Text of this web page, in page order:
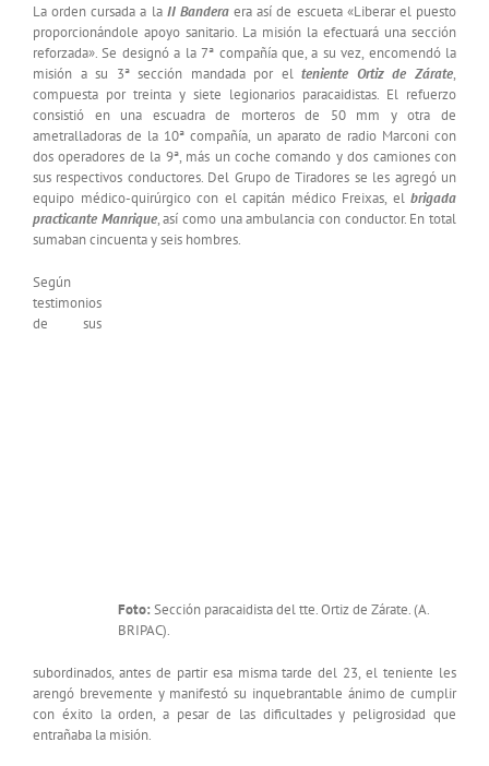
La orden cursada a la II Banderaera así de escueta «Liberar el puesto
proporcionándole apoyo sanitario. La misión la efectuará una sección
reforzada». Se designó a la 7ª compañía que, a su vez, encomendó la
misión a su 3ª sección mandada por elteniente Ortiz de Zárate,
compuesta por treinta y siete legionarios paracaidistas. El refuerzo
consistió en una escuadra de morteros de 50 mm y otra de
ametralladoras de la 10ª compañía, un aparato de radio Marconi con
dos operadores de la 9ª, más un coche comando y dos camiones con
sus respectivos conductores. Del Grupo de Tiradores se les agregó un
equipo médico-quirúrgico con el capitán médico Freixas, el brigada
practicante Manrique, así como una ambulancia con conductor. En total
sumaban cincuenta y seis hombres.
Foto: Sección paracaidista del tte. Ortiz de Zárate. (A.
BRIPAC).
Según
testimonios
de sus
subordinados, antes de partir esa misma tarde del 23, el teniente les
arengó brevemente y manifestó su inquebrantable ánimo de cumplir
con éxito la orden, a pesar de las dificultades y peligrosidad que
entrañaba la misión.